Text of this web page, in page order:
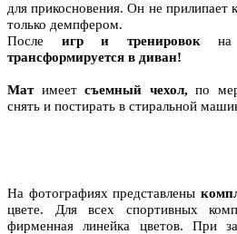
для прикосновения. Он не прилипает
только демпфером.
После игр и тренировок на
трансформируется в диван!
Матимеет съемный чехол, по
снять и постирать в стиральной
На фотографиях представлены
цвете. Для всех спортивных
фирменная линейка цветов. При